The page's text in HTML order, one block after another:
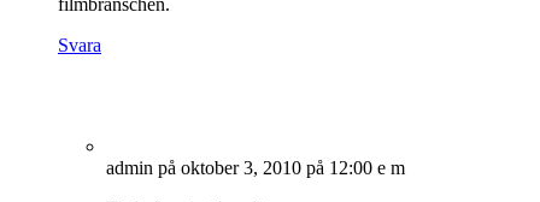
Svara
admin på oktober 3, 2010 på 12:00 e m